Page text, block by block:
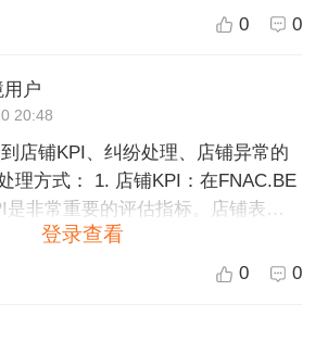
议及时联系FNAC.BE的客服人员，
估，及时发现和解决问题。此外，
以为FNAC.BE店铺提供相关的服务
更好地运营。
0 0
用户
20:48
店铺KPI、纠纷处理、店铺异常的
KPI：在FNAC.BE
是非常重要的评估指标。店铺表现
多的曝光率，从而吸引更多的流
出现问题，建议对KPI进行分析，找
登录查看
0 0